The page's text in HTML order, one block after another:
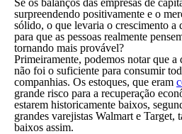
Se os balanços das empresas de
surpreendendo positivamente e o
sólido, o que levaria o crescimento a
para que as pessoas realmente
tornando mais provável?
Primeiramente, podemos notar que a
não foi o suficiente para consumir
companhias. Os estoques, que eram
grande risco para a recuperação
estarem historicamente baixos,
grandes varejistas Walmart e Target,
baixos assim.